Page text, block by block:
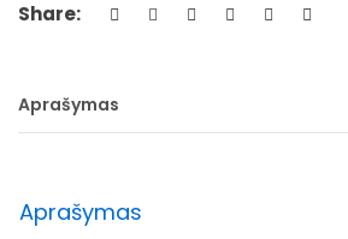
Share:
Aprašymas
Aprašymas